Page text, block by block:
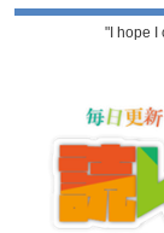
"I hope I